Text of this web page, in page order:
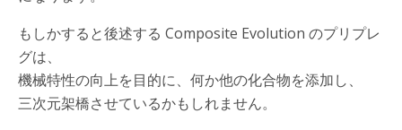
もしかすると後述する Composite Evolution のプリプレ
グは、
機械特性の向上を目的に、何か他の化合物を添加し、
三次元架橋させているかもしれません。